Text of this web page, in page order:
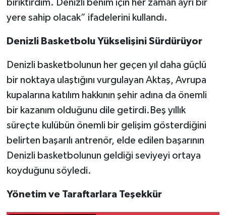
biriktirdim. Denizli benim için her zaman ayrı bir
yere sahip olacak” ifadelerini kullandı.
Denizli Basketbolu Yükselişini Sürdürüyor
Denizli basketbolunun her geçen yıl daha güçlü
bir noktaya ulaştığını vurgulayan Aktaş, Avrupa
kupalarına katılım hakkının şehir adına da önemli
bir kazanım olduğunu dile getirdi.Beş yıllık
süreçte kulübün önemli bir gelişim gösterdiğini
belirten başarılı antrenör, elde edilen başarının
Denizli basketbolunun geldiği seviyeyi ortaya
koyduğunu söyledi.
Yönetim ve Taraftarlara Teşekkür